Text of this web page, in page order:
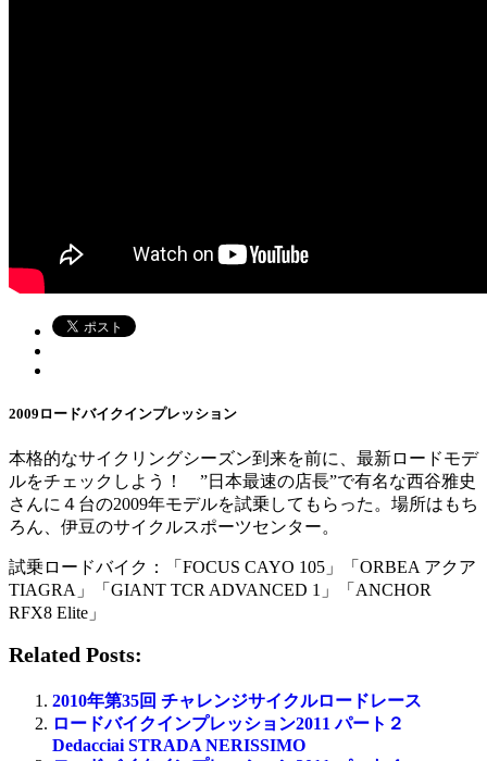
2009ロードバイクインプレッション
本格的なサイクリングシーズン到来を前に、最新ロードモデ
ルをチェックしよう！ ”日本最速の店長”で有名な西谷雅史
さんに４台の2009年モデルを試乗してもらった。場所はもち
ろん、伊豆のサイクルスポーツセンター。
試乗ロードバイク：「FOCUS CAYO 105」「ORBEA アクア
TIAGRA」「GIANT TCR ADVANCED 1」「ANCHOR
RFX8 Elite」
Related Posts:
2010年第35回 チャレンジサイクルロードレース
ロードバイクインプレッション2011 パート２
Dedacciai STRADA NERISSIMO